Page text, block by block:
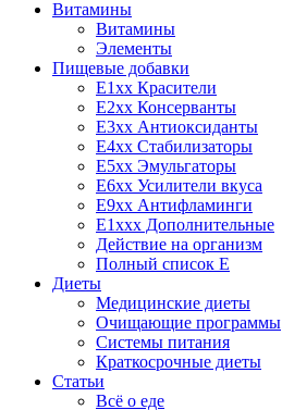
Витамины
Витамины
Элементы
Пищевые добавки
E1xx Красители
E2xx Консерванты
E3xx Антиоксиданты
E4xx Стабилизаторы
E5xx Эмульгаторы
E6xx Усилители вкуса
E9xx Антифламинги
E1xxx Дополнительные
Действие на организм
Полный список E
Диеты
Медицинские диеты
Очищающие программы
Системы питания
Краткосрочные диеты
Статьи
Всё о еде